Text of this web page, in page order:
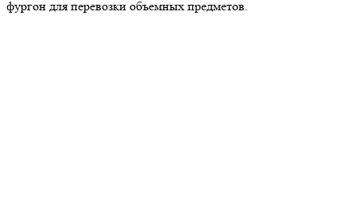
фургон для перевозки объемных предметов.